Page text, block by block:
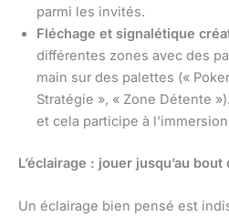
parmi les invités.
Fléchage et signalétique
différentes zones avec des
main sur des palettes («
Stratégie », « Zone Détente
et cela participe à
L’éclairage : jouer jusqu’au
Un éclairage bien pensé est